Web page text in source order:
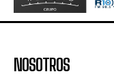
NOSOTROS